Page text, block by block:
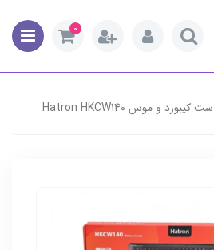
0
ست کیبورد و موس Hatron HKCW140